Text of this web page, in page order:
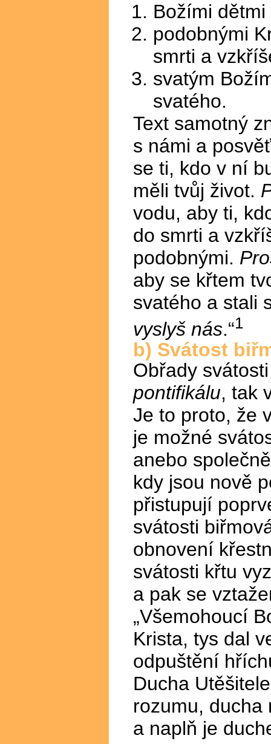
Božími
podobnými
smrti a
svatým
svatého.
Text samotný
s námi a
se ti, kdo v ní
měli tvůj život.
vodu, aby ti,
do smrti a
podobnými.
aby se křtem
svatého a stali
vyslyš nás.“1
b) Svátost
Obřady
pontifikálu, tak
Je to proto, že
je možné
anebo
kdy jsou nově
přistupují
svátosti
obnovení
svátosti křtu
a pak se
„Všemohoucí
Krista, tys dal
odpuštění
Ducha
rozumu, ducha
a naplň je